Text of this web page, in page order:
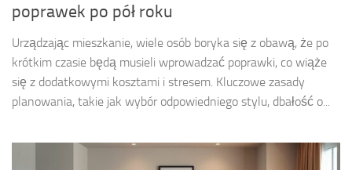
poprawek po pół roku
Urządzając mieszkanie, wiele osób boryka się z obawą, że po
krótkim czasie będą musieli wprowadzać poprawki, co wiąże
się z dodatkowymi kosztami i stresem. Kluczowe zasady
planowania, takie jak wybór odpowiedniego stylu, dbałość o...